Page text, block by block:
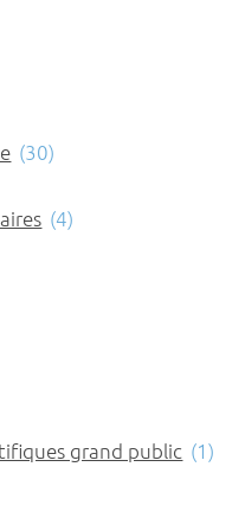
(30)
(4)
grand public (1)